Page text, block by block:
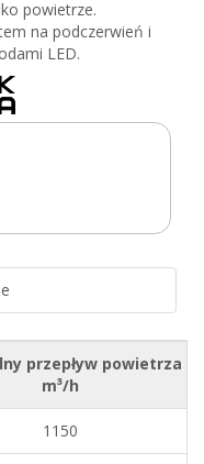
powietrze.
na podczerwień i
LED.
przepływ powietrza
m³/h
1150